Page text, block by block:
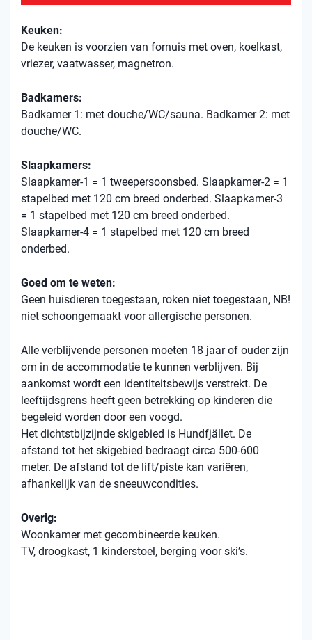
Keuken:
De keuken is voorzien van fornuis met oven, koelkast,
vriezer, vaatwasser, magnetron.
Badkamers:
Badkamer 1: met douche/WC/sauna. Badkamer 2: met
douche/WC.
Slaapkamers:
Slaapkamer-1 = 1 tweepersoonsbed. Slaapkamer-2 = 1
stapelbed met 120 cm breed onderbed. Slaapkamer-3
= 1 stapelbed met 120 cm breed onderbed.
Slaapkamer-4 = 1 stapelbed met 120 cm breed
onderbed.
Goed om te weten:
Geen huisdieren toegestaan, roken niet toegestaan, NB!
niet schoongemaakt voor allergische personen.
Alle verblijvende personen moeten 18 jaar of ouder zijn
om in de accommodatie te kunnen verblijven. Bij
aankomst wordt een identiteitsbewijs verstrekt. De
leeftijdsgrens heeft geen betrekking op kinderen die
begeleid worden door een voogd.
Het dichtstbijzijnde skigebied is Hundfjället. De
afstand tot het skigebied bedraagt ​​circa 500-600
meter. De afstand tot de lift/piste kan variëren,
afhankelijk van de sneeuwcondities.
Overig:
Woonkamer met gecombineerde keuken.
TV, droogkast, 1 kinderstoel, berging voor ski’s.